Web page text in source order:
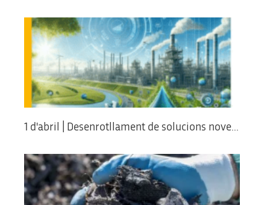
1 d'abril | Desenrotllament de solucions nove...